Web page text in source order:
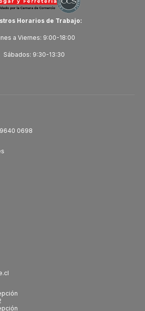
Horarios de Trabajo:
a Viernes: 9:00-18:00
Sábados: 9:30-13:30
0698